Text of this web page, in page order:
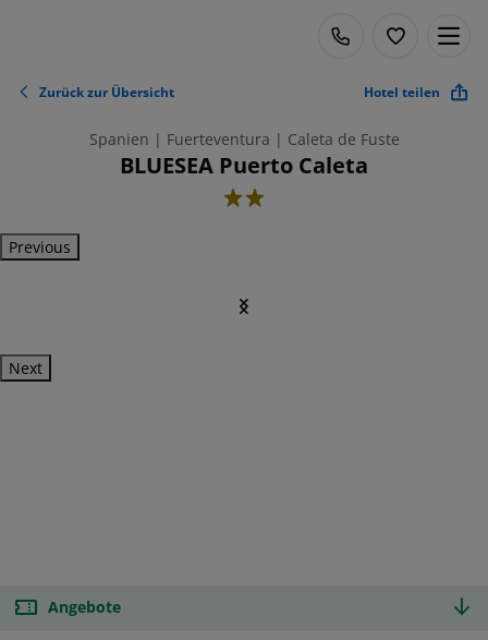
Zurück zur Übersicht Hotel teilen
Spanien | Fuerteventura | Caleta de Fuste
BLUESEA Puerto Caleta
2
Previous
Next
Angebote